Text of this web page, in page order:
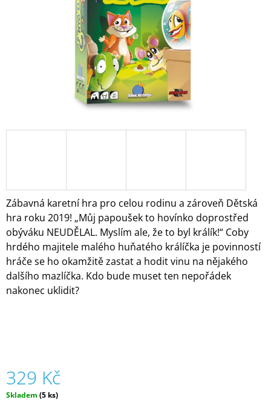
Zábavná karetní hra pro celou rodinu a zároveň Dětská
hra roku 2019! „Můj papoušek to hovínko doprostřed
obýváku NEUDĚLAL. Myslím ale, že to byl králík!“ Coby
hrdého majitele malého huňatého králíčka je povinností
hráče se ho okamžitě zastat a hodit vinu na nějakého
dalšího mazlíčka. Kdo bude muset ten nepořádek
nakonec uklidit?
329 Kč
Měrná
Skladem (5 ks)
D
O
P
O
R
U
Č
U
J
E
S
KONÍKY
|